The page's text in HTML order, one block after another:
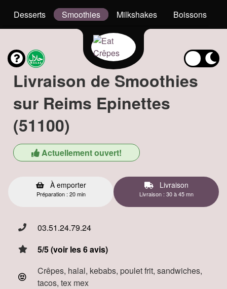
Desserts Smoothies Milkshakes Boissons
Livraison de Smoothies
sur Reims Epinettes
(51100)
Actuellement ouvert!
À emporter
Préparation : 20 min
Livraison
Livraison : 30 à 45 mn
03.51.24.79.24
5/5 (voir les 6 avis)
Crêpes, halal, kebabs, poulet frit, sandwiches,
tacos, tex mex